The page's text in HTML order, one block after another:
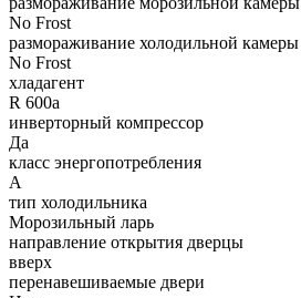
No Frost
размораживание холодильной камеры
No Frost
хладагент
R 600a
инверторный компрессор
Да
класс энергопотребления
A
тип холодильника
Морозильный ларь
направление открытия дверцы
вверх
перенавешиваемые двери